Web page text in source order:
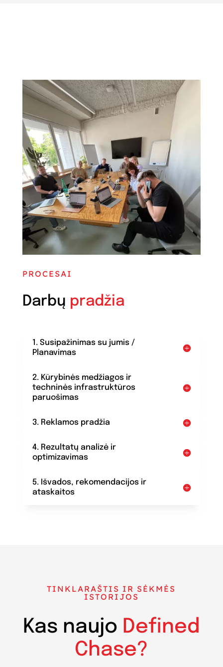
PROCESAI
Darbų pradžia
1. Susipažinimas su jumis /
Planavimas
2. Kūrybinės medžiagos ir
techninės infrastruktūros
paruošimas
3. Reklamos pradžia
4. Rezultatų analizė ir
optimizavimas
5. Išvados, rekomendacijos ir
ataskaitos
TINKLARAŠTIS IR SĖKMĖS
ISTORIJOS
Kas naujo Defined
Chase?